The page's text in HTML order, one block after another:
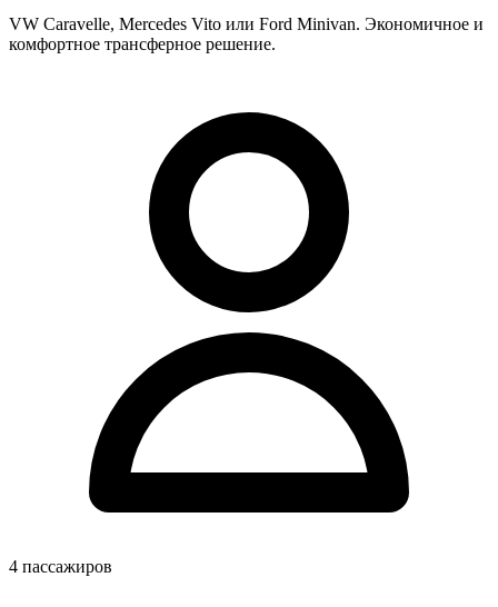
VW Caravelle, Mercedes Vito или Ford Minivan. Экономичное и
комфортное трансферное решение.
4 пассажиров